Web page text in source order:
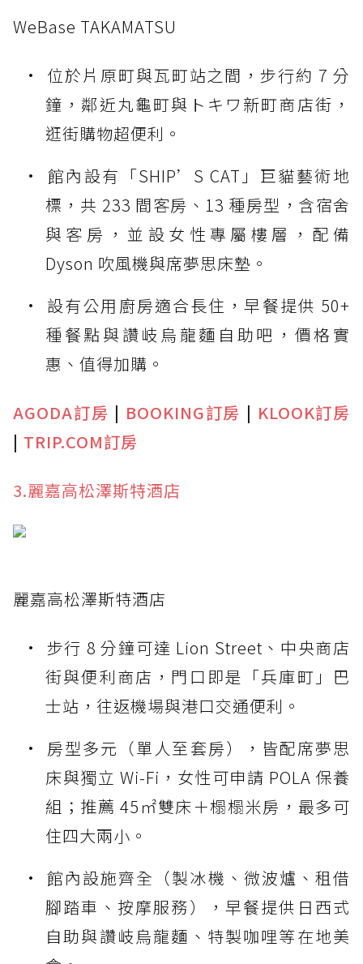
WeBase TAKAMATSU
位於片原町與瓦町站之間，步行約 7 分
鐘，鄰近丸龜町與トキワ新町商店街，
逛街購物超便利。
館內設有「SHIP’S CAT」巨貓藝術地
標，共 233 間客房、13 種房型，含宿舍
與客房，並設女性專屬樓層，配備
Dyson 吹風機與席夢思床墊。
設有公用廚房適合長住，早餐提供 50+
種餐點與讚岐烏龍麵自助吧，價格實
惠、值得加購。
AGODA訂房 | BOOKING訂房 | KLOOK訂房
| TRIP.COM訂房
3.麗嘉高松澤斯特酒店
麗嘉高松澤斯特酒店
步行 8 分鐘可達 Lion Street、中央商店
街與便利商店，門口即是「兵庫町」巴
士站，往返機場與港口交通便利。
房型多元（單人至套房），皆配席夢思
床與獨立 Wi-Fi，女性可申請 POLA 保養
組；推薦 45㎡雙床＋榻榻米房，最多可
住四大兩小。
館內設施齊全（製冰機、微波爐、租借
腳踏車、按摩服務），早餐提供日西式
自助與讚岐烏龍麵、特製咖哩等在地美